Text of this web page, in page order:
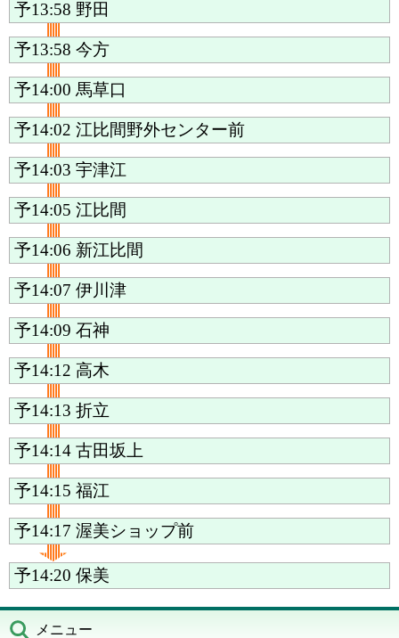
予13:58 野田
予13:58 今方
予14:00 馬草口
予14:02 江比間野外センター前
予14:03 宇津江
予14:05 江比間
予14:06 新江比間
予14:07 伊川津
予14:09 石神
予14:12 高木
予14:13 折立
予14:14 古田坂上
予14:15 福江
予14:17 渥美ショップ前
予14:20 保美
メニュー